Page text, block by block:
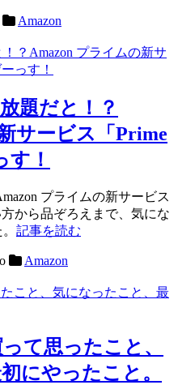
Amazon
題だと！？
サービス「Prime
す！
プライムの新サービス
方から品ぞろえまで、気にな
記事を読む
Amazon
て思ったこと、
にやったこと。